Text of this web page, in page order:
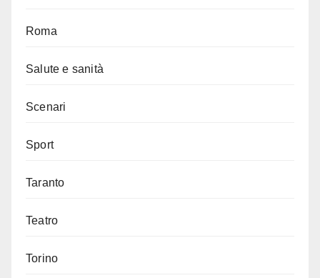
Roma
Salute e sanità
Scenari
Sport
Taranto
Teatro
Torino